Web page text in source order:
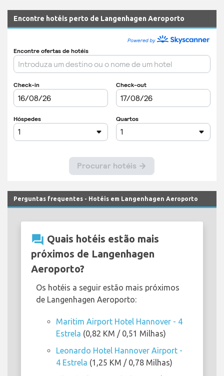
Encontre hotéis perto de Langenhagen Aeroporto
Perguntas frequentes - Hotéis em Langenhagen Aeroporto
question_answer Quais hotéis estão mais
próximos de Langenhagen
Aeroporto?
Os hotéis a seguir estão mais próximos
de Langenhagen Aeroporto:
Maritim Airport Hotel Hannover - 4
Estrela (0,82 KM / 0,51 Milhas)
Leonardo Hotel Hannover Airport -
4 Estrela (1,25 KM / 0,78 Milhas)